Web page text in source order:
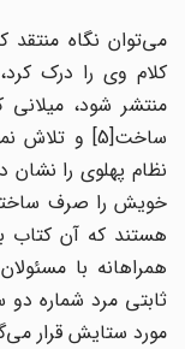
می‌توان نگاه منتقد
کلام وی را درک
منتشر شود، میلانی
ساخت[5] و
نظام پهلوی را نشان
خویش را صرف ساختن
هستند که آن کتاب
همراهانه با
ثابتی مرد شماره دو
مورد ستایش قرار